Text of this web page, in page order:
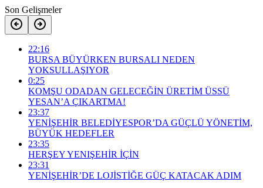
Son Gelişmeler
22:16
BURSA BÜYÜRKEN BURSALI NEDEN
YOKSULLAŞIYOR
0:25
KOMŞU ODADAN GELECEĞİN ÜRETİM ÜSSÜ
YESAN’A ÇIKARTMA!
23:37
YENİŞEHİR BELEDİYESPOR’DA GÜÇLÜ YÖNETİM,
BÜYÜK HEDEFLER
23:35
HERŞEY YENIŞEHİR İÇİN
23:31
YENİŞEHİR’DE LOJİSTİĞE GÜÇ KATACAK ADIM